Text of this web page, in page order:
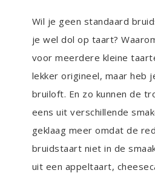
Wil je geen standaard
je wel dol op taart?
voor meerdere kleine
lekker origineel, maar heb
bruiloft. En zo kunnen de
eens uit verschillende
geklaag meer omdat de
bruidstaart niet in de
uit een appeltaart,